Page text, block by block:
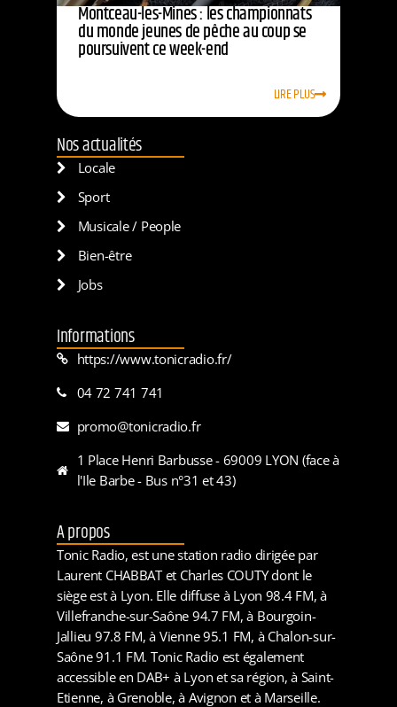
Montceau-les-Mines : les championnats
du monde jeunes de pêche au coup se
poursuivent ce week-end
LIRE PLUS
Nos actualités
Locale
Sport
Musicale / People
Bien-être
Jobs
Informations
https://www.tonicradio.fr/
04 72 741 741
promo@tonicradio.fr
1 Place Henri Barbusse - 69009 LYON (face à
l'Ile Barbe - Bus n°31 et 43)
A propos
Tonic Radio, est une station radio dirigée par
Laurent CHABBAT et Charles COUTY dont le
siège est à Lyon. Elle diffuse à Lyon 98.4 FM, à
Villefranche-sur-Saône 94.7 FM, à Bourgoin-
Jallieu 97.8 FM, à Vienne 95.1 FM, à Chalon-sur-
Saône 91.1 FM. Tonic Radio est également
accessible en DAB+ à Lyon et sa région, à Saint-
Etienne, à Grenoble, à Avignon et à Marseille.